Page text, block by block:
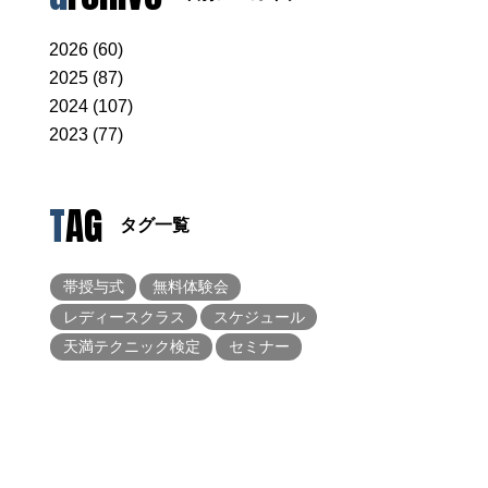
2026 (60)
2025 (87)
2024 (107)
2023 (77)
TAG タグ一覧
帯授与式
無料体験会
レディースクラス
スケジュール
天満テクニック検定
セミナー